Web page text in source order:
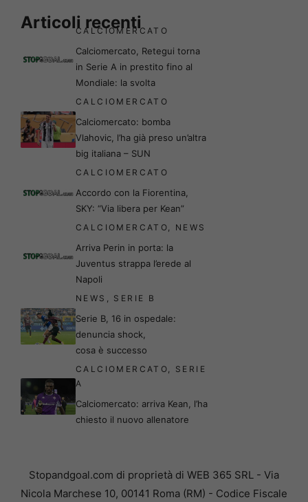
Articoli recenti
CALCIOMERCATO
Calciomercato, Retegui torna
in Serie A in prestito fino al
Mondiale: la svolta
CALCIOMERCATO
Calciomercato: bomba
Vlahovic, l’ha già preso un’altra
big italiana – SUN
CALCIOMERCATO
Accordo con la Fiorentina,
SKY: “Via libera per Kean”
CALCIOMERCATO NEWS
Arriva Perin in porta: la
Juventus strappa l’erede al
Napoli
NEWS SERIE B
Serie B, 16 in ospedale:
denuncia shock,
cosa è successo
CALCIOMERCATO
SERIE
A
Calciomercato: arriva Kean, l’ha
chiesto il nuovo allenatore
Stopandgoal.com di proprietà di WEB 365 SRL - Via
Nicola Marchese 10, 00141 Roma (RM) - Codice Fiscale